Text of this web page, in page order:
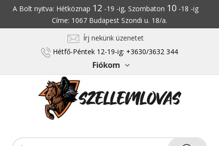
A Bolt nyitva: Hétköznap 12 -19 -ig, Szombaton 10-18 -ig
Címe: 1067 Budapest Szondi u. 18/a.
Írj nekünk üzenetet
Hétfő-Péntek 12-19-ig: +3630/3632 344
Fiókom